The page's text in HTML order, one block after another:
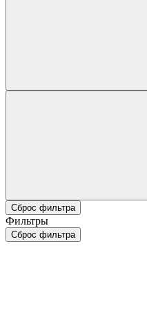
Сброс фильтра
Фильтры
Сброс фильтра